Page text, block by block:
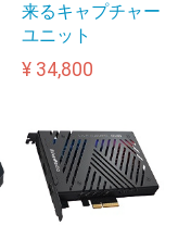
来るキャプチャー
ユニット
¥ 34,800